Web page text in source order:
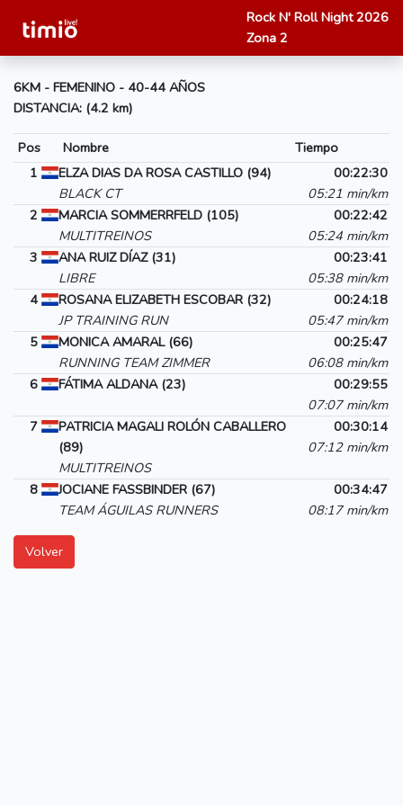
Rock N' Roll Night 2026
Zona 2
6KM - FEMENINO - 40-44 AÑOS
DISTANCIA: (4.2 km)
Pos Nombre
Tiempo
1
ELZA DIAS DA ROSA CASTILLO (94)
BLACK CT
00:22:30
05:21 min/km
2
MARCIA SOMMERRFELD (105)
MULTITREINOS
00:22:42
05:24 min/km
3
ANA RUIZ DÍAZ (31)
LIBRE
00:23:41
05:38 min/km
4
ROSANA ELIZABETH ESCOBAR (32)
JP TRAINING RUN
00:24:18
05:47 min/km
5
MONICA AMARAL (66)
RUNNING TEAM ZIMMER
00:25:47
06:08 min/km
6
FÁTIMA ALDANA (23)
00:29:55
07:07 min/km
7
PATRICIA MAGALI ROLÓN CABALLERO
(89)
MULTITREINOS
00:30:14
07:12 min/km
8
JOCIANE FASSBINDER (67)
TEAM ÁGUILAS RUNNERS
00:34:47
08:17 min/km
Volver